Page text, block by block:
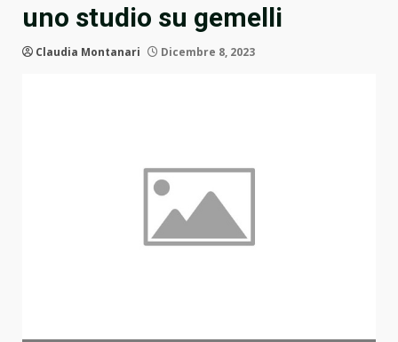
uno studio su gemelli
Claudia Montanari Dicembre 8, 2023